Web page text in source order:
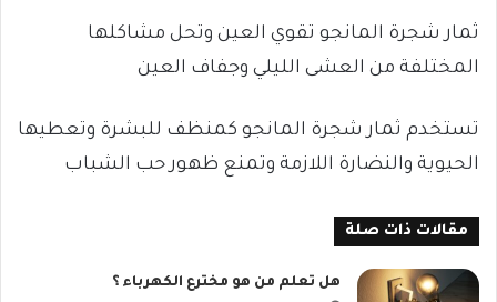
ثمار شجرة المانجو تقوي العين وتحل مشاكلها
المختلفة من العشى الليلي وجفاف العين
تستخدم ثمار شجرة المانجو كمنظف للبشرة وتعطيها
الحيوية والنضارة اللازمة وتمنع ظهور حب الشباب
مقالات ذات صلة
هل تعلم من هو مخترع الكهرباء ؟